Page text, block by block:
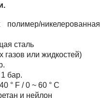
никелерованная
сталь
газов или жидкостей)
бар.
° F / 0 ~ 60 ° C
и нейлон